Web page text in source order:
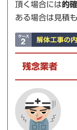
頂く場合には的
ある場合は見積
残念業者